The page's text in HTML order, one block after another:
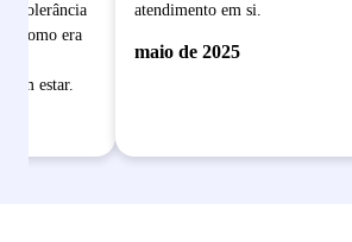
intolerância
como era
estar.
atendimento em si.
maio de 2025